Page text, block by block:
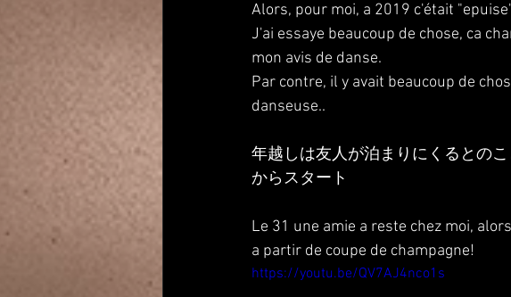
Alors, pour moi, a 2019 c'était
J'ai essaye beaucoup de chose, ca
mon avis de danse.
Par contre, il y avait beaucoup de
danseuse..
年越しは友人が泊まりにくるとの
からスタート
Le 31 une amie a reste chez moi,
a partir de coupe de champagne!
https://youtu.be/QV7AJ4nco1s